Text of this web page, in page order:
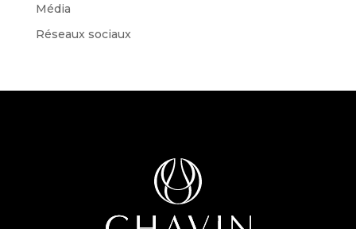
Média
Réseaux sociaux